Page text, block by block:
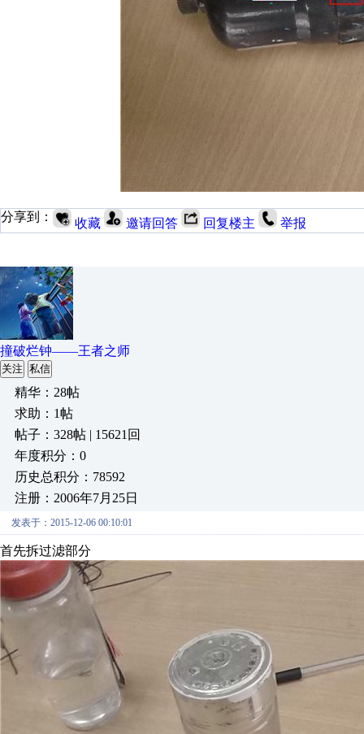
分享到： 收藏 邀请回答 回复楼主 举报
撞破烂钟——王者之师
关注 私信
精华：28帖
求助：1帖
帖子：328帖 | 15621回
年度积分：0
历史总积分：78592
注册：2006年7月25日
发表于：2015-12-06 00:10:01
首先拆过滤部分